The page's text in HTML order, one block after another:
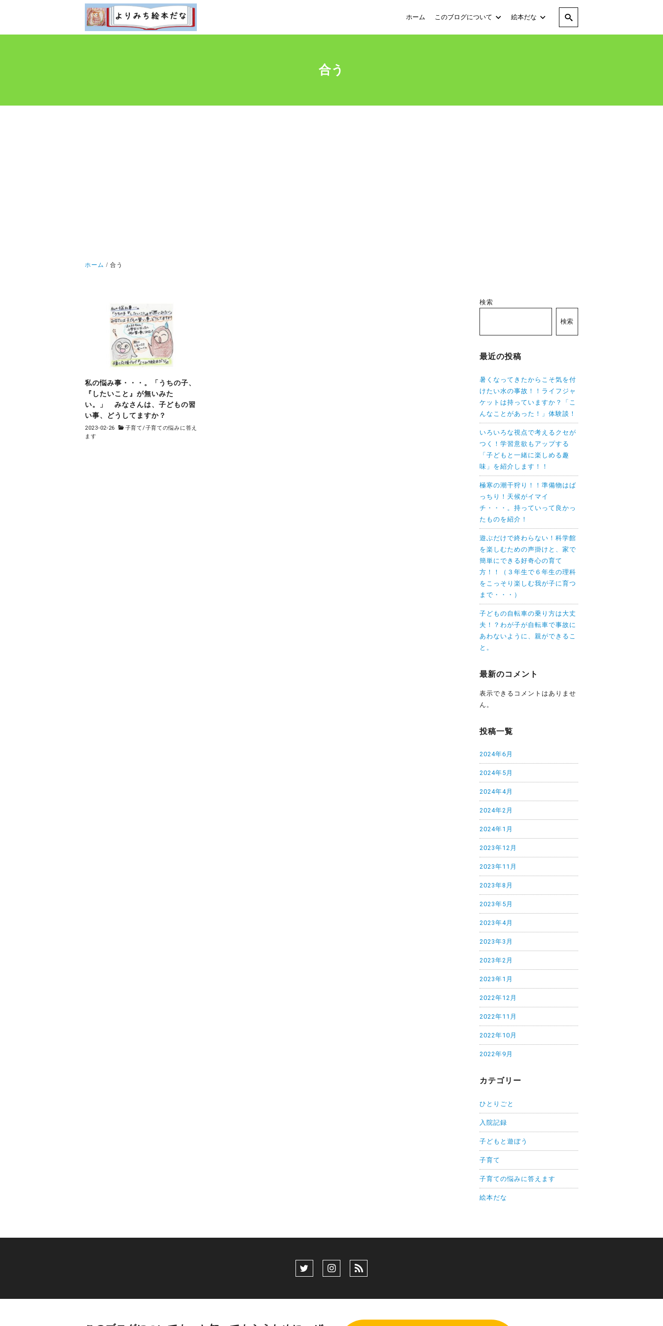
ホーム このブログについて 絵本だな
合う
ホーム 合う
私の悩み事・・・。「うちの子、
『したいこと』が無いみた
い。」 みなさんは、子どもの習
い事、どうしてますか？
2023-02-26 子育て/子育ての悩みに答え
ます
検索
検索
最近の投稿
暑くなってきたからこそ気を付
けたい水の事故！！ライフジャ
ケットは持っていますか？「こ
んなことがあった！」体験談！
いろいろな視点で考えるクセが
つく！学習意欲もアップする
「子どもと一緒に楽しめる趣
味」を紹介します！！
極寒の潮干狩り！！準備物はば
っちり！天候がイマイ
チ・・・。持っていって良かっ
たものを紹介！
遊ぶだけで終わらない！科学館
を楽しむための声掛けと、家で
簡単にできる好奇心の育て
方！！（３年生で６年生の理科
をこっそり楽しむ我が子に育つ
まで・・・）
子どもの自転車の乗り方は大丈
夫！？わが子が自転車で事故に
あわないように、親ができるこ
と。
最新のコメント
表示できるコメントはありませ
ん。
投稿一覧
2024年6月
2024年5月
2024年4月
2024年2月
2024年1月
2023年12月
2023年11月
2023年8月
2023年5月
2023年4月
2023年3月
2023年2月
2023年1月
2022年12月
2022年11月
2022年10月
2022年9月
カテゴリー
ひとりごと
入院記録
子どもと遊ぼう
子育て
子育ての悩みに答えます
絵本だな